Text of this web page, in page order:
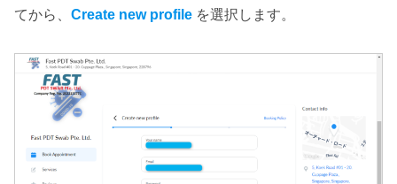
てから、 Create new profile を選択します。